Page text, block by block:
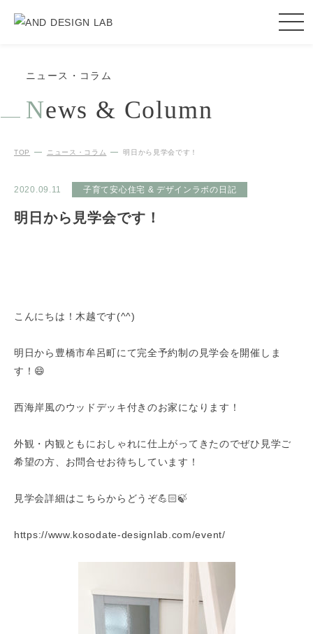
ニュース・コラム
News & Column
TOP ニュース・コラム 明日から見学会です！
2020.09.11 子育て安心住宅 & デザインラボの日記
明日から見学会です！
こんにちは！木越です(^^)
明日から豊橋市牟呂町にて完全予約制の見学会を開催しま
す！😄
西海岸風のウッドデッキ付きのお家になります！
外観・内観ともにおしゃれに仕上がってきたのでぜひ見学ご
希望の方、お問合せお待ちしています！
見学会詳細はこちらからどうぞ💪🏻🍃
https://www.kosodate-designlab.com/event/